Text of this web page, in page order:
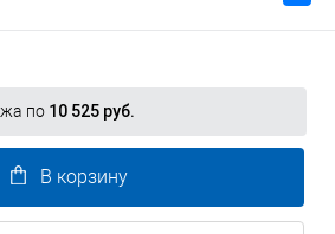
по 10 525 руб.
В корзину